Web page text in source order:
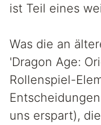
ist Teil eines
Was die an
'Dragon Age:
Rollenspiel-
uns erspart),